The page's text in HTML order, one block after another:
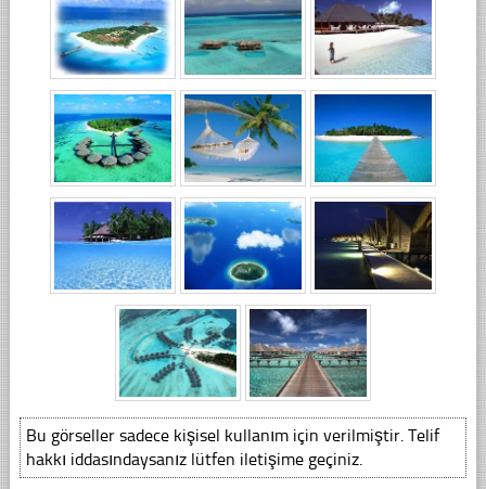
Bu görseller sadece kişisel kullanım için verilmiştir. Telif
hakkı iddasındaysanız lütfen iletişime geçiniz.